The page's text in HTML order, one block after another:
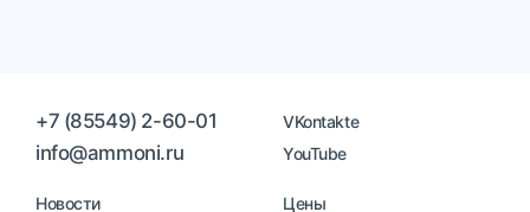
+7 (85549) 2-60-01
info@ammoni.ru
VKontakte
YouTube
Новости Цены